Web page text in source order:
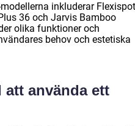
inkluderar Flexispot
36 och Jarvis Bamboo
olika funktioner och
behov och estetiska
att använda ett